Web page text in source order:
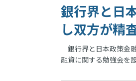
銀行界と日
し双方が精
銀行界と日本政策金
融資に関する勉強会を